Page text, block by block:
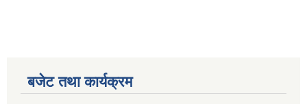
बजेट तथा कार्यक्रम